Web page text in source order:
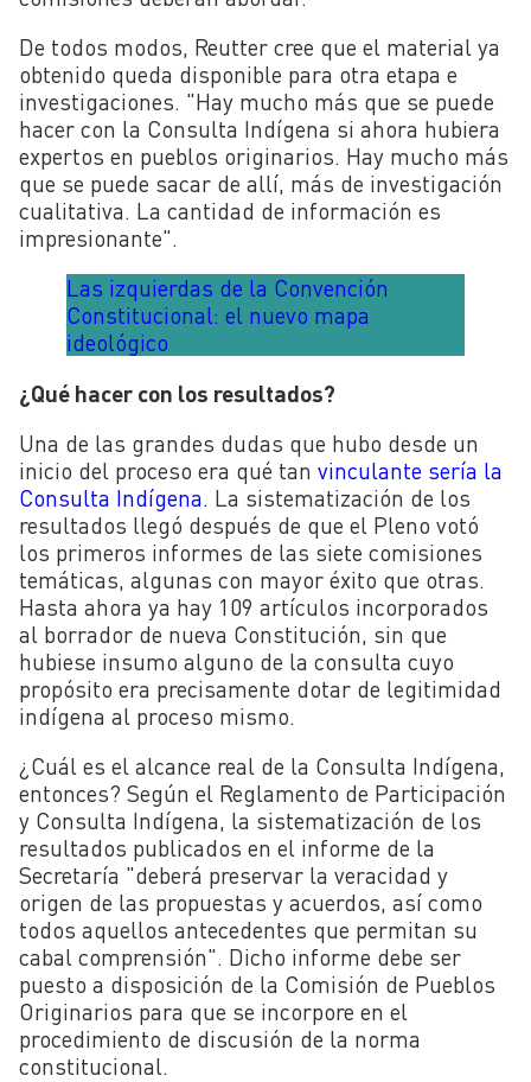
De todos modos, Reutter cree que el material ya
obtenido queda disponible para otra etapa e
investigaciones. "Hay mucho más que se puede
hacer con la Consulta Indígena si ahora hubiera
expertos en pueblos originarios. Hay mucho más
que se puede sacar de allí, más de investigación
cualitativa. La cantidad de información es
impresionante".
Las izquierdas de la Convención
Constitucional: el nuevo mapa
ideológico
¿Qué hacer con los resultados?
Una de las grandes dudas que hubo desde un
inicio del proceso era qué tan vinculante sería la
Consulta Indígena. La sistematización de los
resultados llegó después de que el Pleno votó
los primeros informes de las siete comisiones
temáticas, algunas con mayor éxito que otras.
Hasta ahora ya hay 109 artículos incorporados
al borrador de nueva Constitución, sin que
hubiese insumo alguno de la consulta cuyo
propósito era precisamente dotar de legitimidad
indígena al proceso mismo.
¿Cuál es el alcance real de la Consulta Indígena,
entonces? Según el Reglamento de Participación
y Consulta Indígena, la sistematización de los
resultados publicados en el informe de la
Secretaría "deberá preservar la veracidad y
origen de las propuestas y acuerdos, así como
todos aquellos antecedentes que permitan su
cabal comprensión". Dicho informe debe ser
puesto a disposición de la Comisión de Pueblos
Originarios para que se incorpore en el
procedimiento de discusión de la norma
constitucional.